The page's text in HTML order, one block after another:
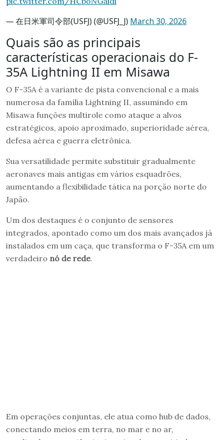
— 在日米軍司令部(USFJ) (@USFJ_J) March 30, 2026
Quais são as principais
características operacionais do F-
35A Lightning II em Misawa
O F-35A é a variante de pista convencional e a mais
numerosa da família Lightning II, assumindo em
Misawa funções multirole como ataque a alvos
estratégicos, apoio aproximado, superioridade aérea,
defesa aérea e guerra eletrônica.
Sua versatilidade permite substituir gradualmente
aeronaves mais antigas em vários esquadrões,
aumentando a flexibilidade tática na porção norte do
Japão.
Um dos destaques é o conjunto de sensores
integrados, apontado como um dos mais avançados já
instalados em um caça, que transforma o F-35A em um
verdadeiro nó de rede.
Em operações conjuntas, ele atua como hub de dados,
conectando meios em terra, no mar e no ar,